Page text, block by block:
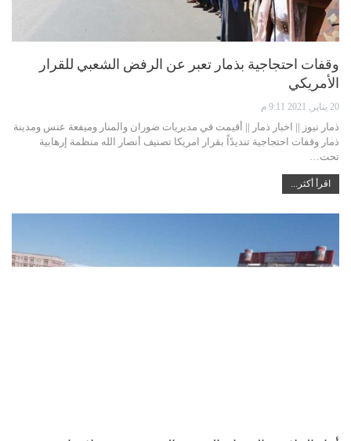
وقفات احتجاجية بذمار تعبر عن الرفض الشعبي للقرار
الأمريكي
20 يناير, 2021 9:11 م
ذمار نيوز || اخبار ذمار || أقيمت في مديريات ضوران والمنار وميفعة عنس ومدينة
ذمار وقفات احتجاجية تنديدًاً بقرار امريكا تصنيف أنصار الله منظمة إرهابية
تحت…
اقرأ أكثر...